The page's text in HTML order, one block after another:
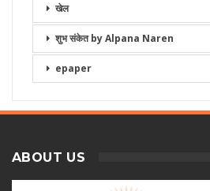
खेल
शुभ संकेत by Alpana Naren
epaper
ABOUT US